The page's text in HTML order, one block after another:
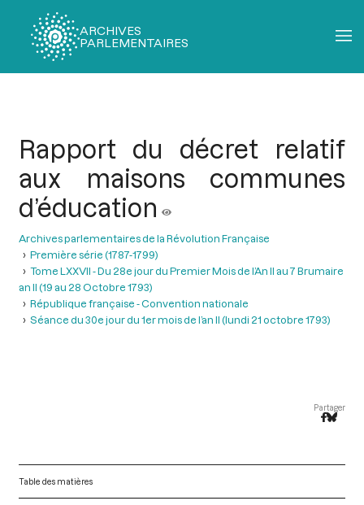
ARCHIVES
PARLEMENTAIRES
Rapport du décret relatif
aux maisons communes
d’éducation
Archives parlementaires de la Révolution Française
Première série (1787-1799)
Tome LXXVII - Du 28e jour du Premier Mois de l’An II au 7 Brumaire
an II (19 au 28 Octobre 1793)
République française - Convention nationale
Séance du 30e jour du 1er mois de l’an II (lundi 21 octobre 1793)
Partager
Table des matières